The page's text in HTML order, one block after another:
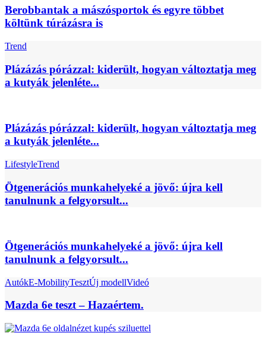
Berobbantak a mászósportok és egyre többet
költünk túrázásra is
Trend
Plázázás pórázzal: kiderült, hogyan változtatja meg
a kutyák jelenléte...
Plázázás pórázzal: kiderült, hogyan változtatja meg
a kutyák jelenléte...
LifestyleTrend
Ötgenerációs munkahelyeké a jövő: újra kell
tanulnunk a felgyorsult...
Ötgenerációs munkahelyeké a jövő: újra kell
tanulnunk a felgyorsult...
AutókE-MobilityTesztÚj modellVideó
Mazda 6e teszt – Hazaértem.